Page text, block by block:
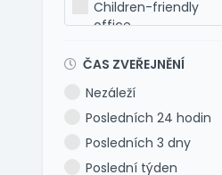
Maďarština
Makedonština
Polština
Portugalština
Rumunština
Children-friendly
office
Dovolená 6 týdnů
Dovolená navíc
Firemní akce
ČAS ZVEŘEJNĚNÍ
Nezáleží
Posledních 24 hodin
Posledních 3 dny
Poslední týden